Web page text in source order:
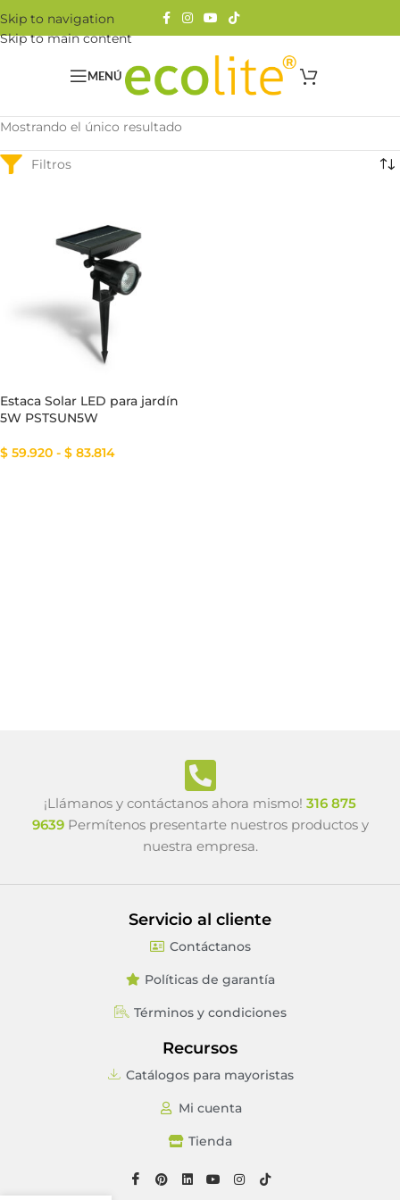
Skip to navigation
Skip to main content
MENÚ
Mostrando el único resultado
Estaca Solar LED para jardín
5W PSTSUN5W
$ 59.920 - $ 83.814
¡Llámanos y contáctanos ahora mismo! 316 875
9639Permítenos presentarte nuestros productos y
nuestra empresa.
Servicio al cliente
Contáctanos
Políticas de garantía
Términos y condiciones
Recursos
Catálogos para mayoristas
Mi cuenta
Tienda